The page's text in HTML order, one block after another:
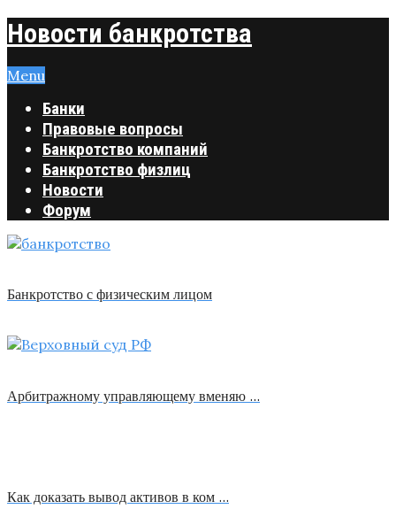
Новости банкротства
Menu
Банки
Правовые вопросы
Банкротство компаний
Банкротство физлиц
Новости
Форум
Банкротство с физическим лицом
Арбитражному управляющему вменяю …
Как доказать вывод активов в ком …